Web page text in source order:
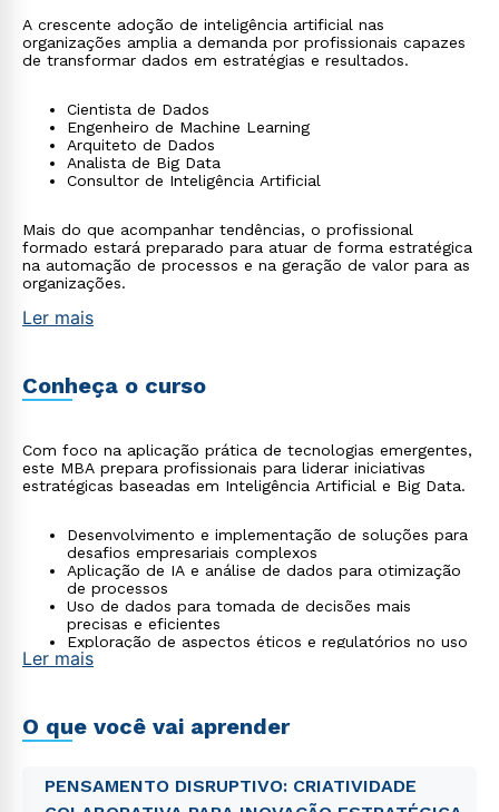
A crescente adoção de inteligência artificial nas
organizações amplia a demanda por profissionais capazes
de transformar dados em estratégias e resultados.
Cientista de Dados
Engenheiro de Machine Learning
Arquiteto de Dados
Analista de Big Data
Consultor de Inteligência Artificial
Mais do que acompanhar tendências, o profissional
formado estará preparado para atuar de forma estratégica
na automação de processos e na geração de valor para as
organizações.
Ler mais
Conheça o curso
Com foco na aplicação prática de tecnologias emergentes,
este MBA prepara profissionais para liderar iniciativas
estratégicas baseadas em Inteligência Artificial e Big Data.
Desenvolvimento e implementação de soluções para
desafios empresariais complexos
Aplicação de IA e análise de dados para otimização
de processos
Uso de dados para tomada de decisões mais
precisas e eficientes
Exploração de aspectos éticos e regulatórios no uso
da inteligência artificial
Ler mais
O que você vai aprender
PENSAMENTO DISRUPTIVO: CRIATIVIDADE